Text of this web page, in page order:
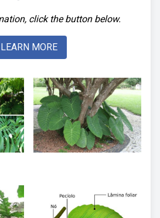
click the button below.
LEARN MORE